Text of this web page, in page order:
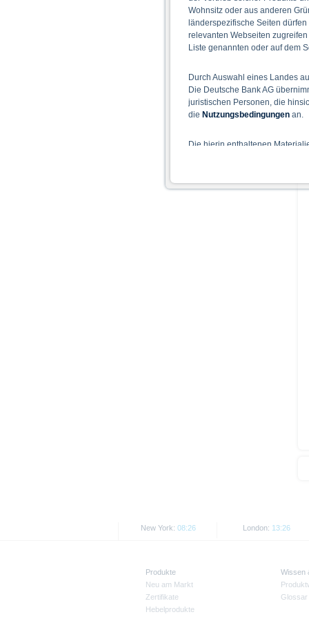
New York: 08:26 London: 13:26
Produkte
Neu am Markt
Zertifikate
Hebelprodukte
Wissen
Glossar
Wohnsitz oder aus anderen
länderspezifische Seiten
relevanten Webseiten
Liste genannten oder auf dem
Durch Auswahl eines Landes
Die Deutsche Bank AG
juristischen Personen, die
die Nutzungsbedingungen an.
Die hierin enthaltenen
Der Zugang zu auf diesen
Hinweise für die Nutzung
Die auf der X-markets
einschließlich der Risiken sind
Verkaufsdokument der
sollten Anleger den Prospekt
Prospekts durch die BaFin
Rechtsordnungen
Personen oder in den USA
Die auf der X-markets
Informationen in den USA,
USA ansässige Personen, sind
Kurse/Preise.